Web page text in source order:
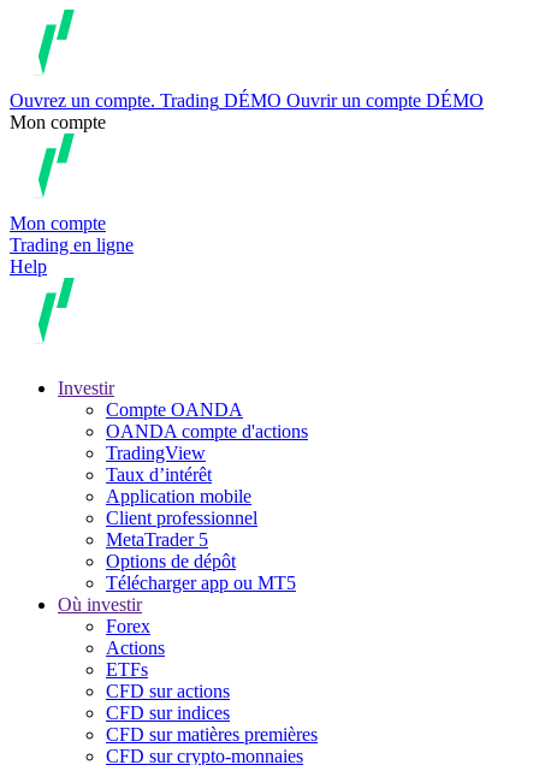
Ouvrez un compte. Trading DÉMO Ouvrir un compte DÉMO
Mon compte
Mon compte
Trading en ligne
Help
Investir
Compte OANDA
OANDA compte d'actions
TradingView
Taux d’intérêt
Application mobile
Client professionnel
MetaTrader 5
Options de dépôt
Télécharger app ou MT5
Où investir
Forex
Actions
ETFs
CFD sur actions
CFD sur indices
CFD sur matières premières
CFD sur crypto-monnaies